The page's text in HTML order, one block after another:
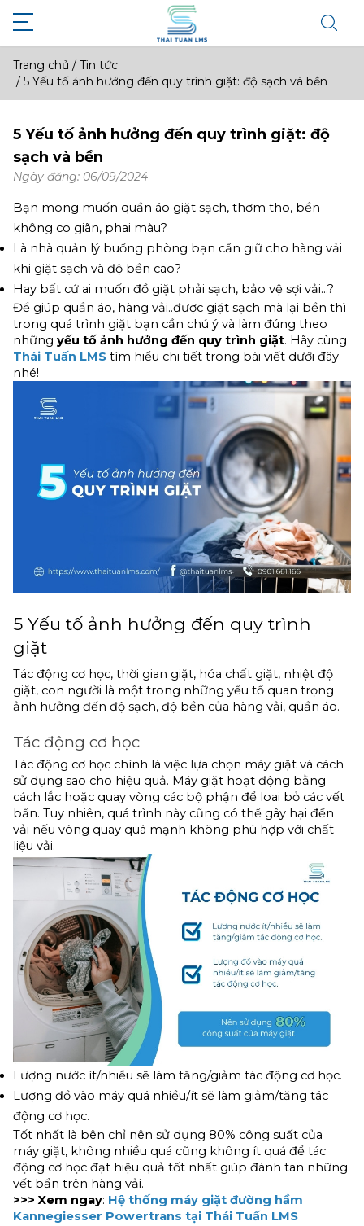
Trang chủ / Tin tức
/ 5 Yếu tố ảnh hưởng đến quy trình giặt: độ sạch và bền
5 Yếu tố ảnh hưởng đến quy trình giặt: độ
sạch và bền
Ngày đăng: 06/09/2024
Bạn mong muốn quần áo giặt sạch, thơm tho, bền
không co giãn, phai màu?
Là nhà quản lý buồng phòng bạn cần giữ cho hàng vải
khi giặt sạch và độ bền cao?
Hay bất cứ ai muốn đồ giặt phải sạch, bảo vệ sợi vải…?
Để giúp quần áo, hàng vải..được giặt sạch mà lại bền thì
trong quá trình giặt bạn cần chú ý và làm đúng theo
những yếu tố ảnh hưởng đến quy trình giặt
Thái Tuấn LMS tìm hiểu chi tiết trong bài viết dưới đây
nhé!
5 Yếu tố ảnh hưởng đến quy trình
giặt
Tác động cơ học, thời gian giặt, hóa chất giặt, nhiệt độ
giặt, con người là một trong những yếu tố quan trọng
ảnh hưởng đến độ sạch, độ bền của hàng vải, quần áo.
Tác động cơ học
Tác động cơ học chính là việc lựa chọn máy giặt và cách
sử dụng sao cho hiệu quả. Máy giặt hoạt động bằng
cách lắc hoặc quay vòng các bộ phận để loai bỏ các vết
bẩn. Tuy nhiên, quá trình này cũng có thể gây hại đến
vải nếu vòng quay quá mạnh không phù hợp với chất
liệu vải.
Lượng nước ít/nhiều sẽ làm tăng/giảm tác động cơ học.
Lượng đồ vào máy quá nhiều/ít sẽ làm giảm/tăng tác
động cơ học.
Tốt nhất là bên chỉ nên sử dụng 80% công suất của
máy giặt, không nhiều quá cũng không ít quá để tác
động cơ học đạt hiệu quả tốt nhất giúp đánh tan những
vết bẩn trên hàng vải.
>>> Xem ngay: Hệ thống máy giặt đường hầm
Kannegiesser Powertrans tại Thái Tuấn LMS